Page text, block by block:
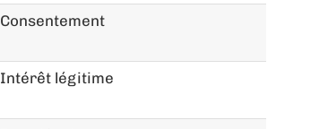
Consentement
Intérêt légitime